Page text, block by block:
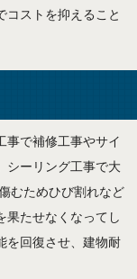
コストを抑えること
事で補修工事やサイ
シーリング工事で大
むためひび割れなど
果たせなくなってし
を回復させ、建物耐